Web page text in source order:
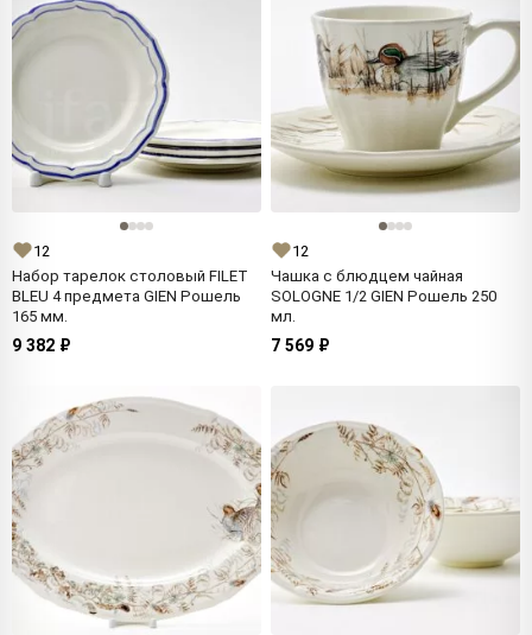
12
Набор тарелок столовый FILET
BLEU 4 предмета GIEN Рошель
165 мм.
9 382 ₽
12
Чашка с блюдцем чайная
SOLOGNE 1/2 GIEN Рошель 250
мл.
7 569 ₽